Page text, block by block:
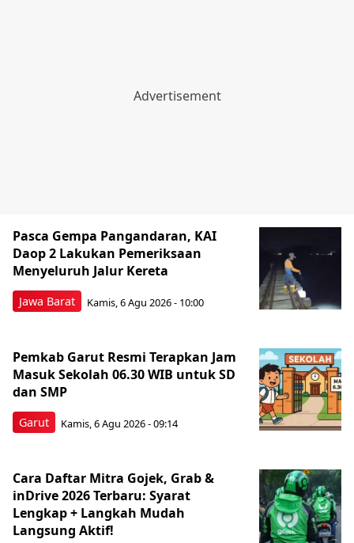
Jawa Barat
Pasca Gempa Pangandaran, KAI
Daop 2 Lakukan Pemeriksaan
Menyeluruh Jalur Kereta
Kamis, 6 Agu 2026 - 10:00
Garut
Pemkab Garut Resmi Terapkan Jam
Masuk Sekolah 06.30 WIB untuk SD
dan SMP
Kamis, 6 Agu 2026 - 09:14
Cara Daftar Mitra Gojek, Grab &
inDrive 2026 Terbaru: Syarat
Lengkap + Langkah Mudah
Langsung Aktif!